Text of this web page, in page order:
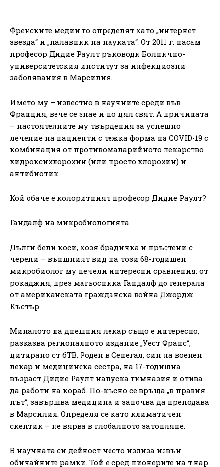
Френските медии го определят като „интернет
звезда“ и „палавник на науката“. От 2011 г. насам
професор Дидие Раулт ръководи Болнично-
университетския институт за инфекциозни
заболявания в Марсилия.
Името му – известно в научните среди във
Франция, вече се знае и по цял свят. А причината
– настоятелните му твърдения за успешно
лечение на пациенти с тежка форма на COVID-19 с
комбинация от противомаларийното лекарство
хидроксихлорохин (или просто хлорохин) и
антибиотик.
Кой обаче е колоритният професор Дидие Раулт?
Гандалф на микробиологията
Дълги бели коси, козя брадичка и пръстени с
черепи – външният вид на този 68-годишен
микробиолог му печели интересни сравнения: от
рокаджия, през магьосника Гандалф до генерала
от американската гражданска война Джордж
Къстър.
Миналото на днешния лекар също е интересно,
разказва регионалното издание „Уест Франс“,
цитирано от бТВ. Роден в Сенегал, син на военен
лекар и медицинска сестра, на 17-годишна
възраст Дидие Раулт напуска гимназия и отива
да работи на кораб. По-късно се връща „в правия
път“, завършва медицина и започва да преподава
в Марсилия. Определя се като климатичен
скептик – не вярва в глобалното затопляне.
В научната си дейност често излиза извън
обичайните рамки. Той е сред пионерите на т.нар.